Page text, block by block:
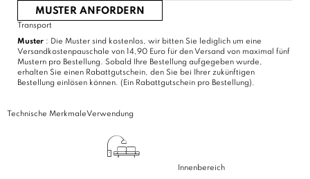
MUSTER ANFORDERN
Transport
Muster : Die Muster sind kostenlos, wir bitten Sie lediglich um eine
Versandkostenpauschale von 14,90 Euro für den Versand von maximal fünf
Mustern pro Bestellung. Sobald Ihre Bestellung aufgegeben wurde,
erhalten Sie einen Rabattgutschein, den Sie bei Ihrer zukünftigen
Bestellung einlösen können. (Ein Rabattgutschein pro Bestellung).
Technische MerkmaleVerwendung
Innenbereich